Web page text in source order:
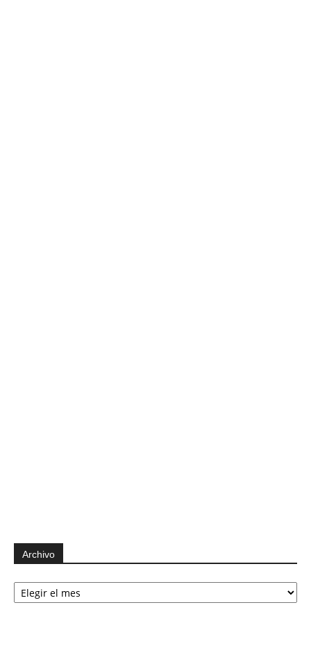
Archivo
Archivo